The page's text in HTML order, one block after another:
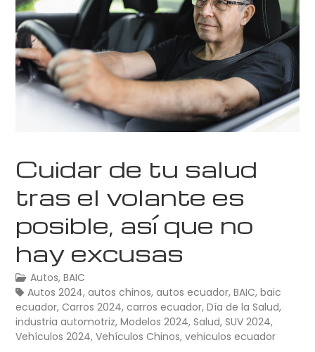
Cuidar de tu salud
tras el volante es
posible, así que no
hay excusas
Autos,BAIC
Autos 2024,autos chinos,autos ecuador,BAIC,baic
ecuador,Carros 2024,carros ecuador,Día de la Salud,
industria automotriz,Modelos 2024,Salud,SUV 2024,
Vehículos 2024,Vehículos Chinos,vehiculos ecuador